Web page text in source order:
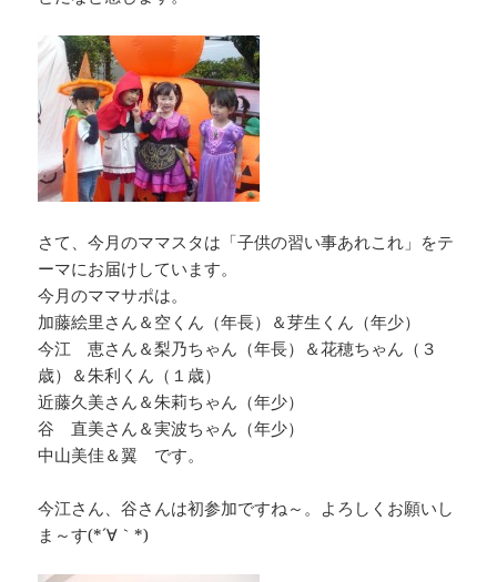
さて、今月のママスタは「子供の習い事あれこれ」をテ
ーマにお届けしています。
今月のママサポは。
加藤絵里さん＆空くん（年長）＆芽生くん（年少）
今江 恵さん＆梨乃ちゃん（年長）＆花穂ちゃん（３
歳）＆朱利くん（１歳）
近藤久美さん＆朱莉ちゃん（年少）
谷 直美さん＆実波ちゃん（年少）
中山美佳＆翼 です。
今江さん、谷さんは初参加ですね～。よろしくお願いし
ま～す(*´∀｀*)